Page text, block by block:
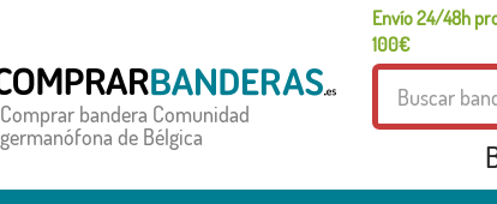
Envío 24/48h
100€
Comprar bandera Comunidad
germanófona de Bélgica